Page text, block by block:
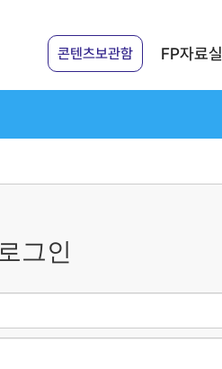
콘텐츠보관함 FP자료실
로그인